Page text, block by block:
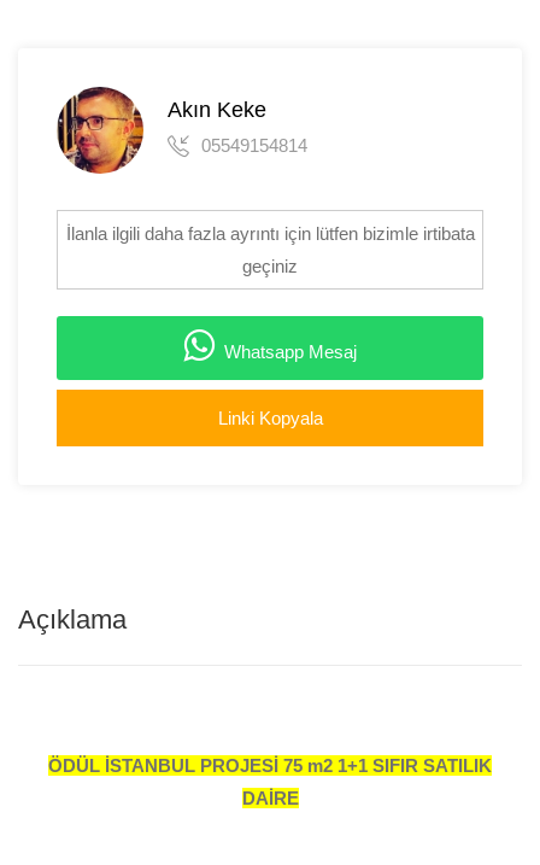
Akın Keke
05549154814
İlanla ilgili daha fazla ayrıntı için lütfen bizimle irtibata
geçiniz
Whatsapp Mesaj
Linki Kopyala
Açıklama
ÖDÜL İSTANBUL PROJESİ 75 m2 1+1 SIFIR SATILIK
DAİRE